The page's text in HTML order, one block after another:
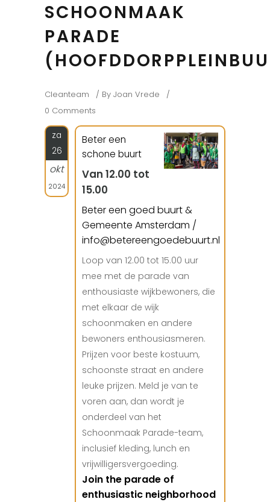
SCHOONMAAK
PARADE
Cleanteam By Joan Vrede
0 Comments
za
26
okt
2024
Beter een
schone buurt
Van 12.00 tot
15.00
Beter een goed buurt &
Gemeente Amsterdam /
info@betereengoedebuurt.nl
Loop van 12.00 tot 15.00 uur
mee met de parade van
enthousiaste wijkbewoners, die
met elkaar de wijk
schoonmaken en andere
bewoners enthousiasmeren.
Prijzen voor beste kostuum,
schoonste straat en andere
leuke prijzen. Meld je van te
voren aan, dan wordt je
onderdeel van het
Schoonmaak Parade-team,
inclusief kleding, lunch en
vrijwilligersvergoeding.
Join the parade of
enthusiastic neighborhood